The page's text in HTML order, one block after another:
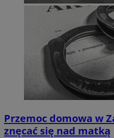
Przemoc domowa w
znęcać się nad matką